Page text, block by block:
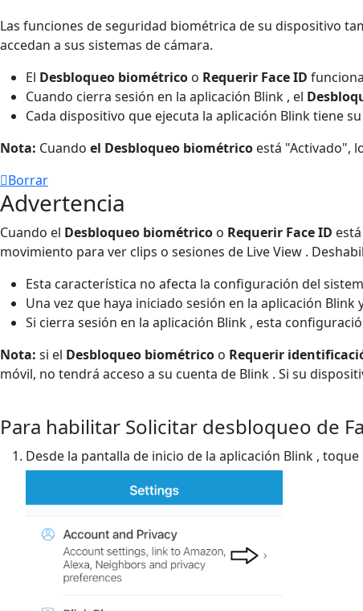
Las funciones de seguridad biométrica de su dispositivo
accedan a sus sistemas de cámara.
El Desbloqueo biométrico o Requerir Face ID
Cuando cierra sesión en la aplicación Blink , el
Cada dispositivo que ejecuta la aplicación Blink tiene
Nota: Cuando el Desbloqueo biométrico está "Activado",
Borrar
Advertencia
Cuando el Desbloqueo biométrico o Requerir Face ID
movimiento para ver clips o sesiones de Live View .
Esta característica no afecta la configuración del
Una vez que haya iniciado sesión en la aplicación
Si cierra sesión en la aplicación Blink , esta
Nota: si el Desbloqueo biométrico o Requerir
móvil, no tendrá acceso a su cuenta de Blink . Si su
Para habilitar Solicitar desbloqueo de
Desde la pantalla de inicio de la aplicación Blink , toque